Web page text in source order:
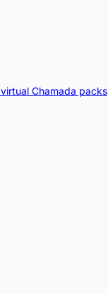
Chamada packs